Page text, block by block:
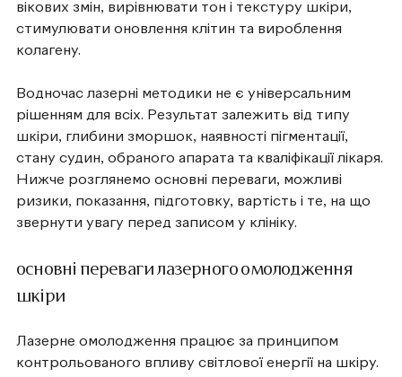
вікових змін, вирівнювати тон і текстуру шкіри,
стимулювати оновлення клітин та вироблення
колагену.
Водночас лазерні методики не є універсальним
рішенням для всіх. Результат залежить від типу
шкіри, глибини зморшок, наявності пігментації,
стану судин, обраного апарата та кваліфікації лікаря.
Нижче розглянемо основні переваги, можливі
ризики, показання, підготовку, вартість і те, на що
звернути увагу перед записом у клініку.
основні переваги лазерного омолодження
шкіри
Лазерне омолодження працює за принципом
контрольованого впливу світлової енергії на шкіру.